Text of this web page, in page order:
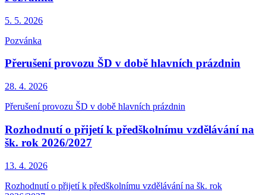
5. 5. 2026
Pozvánka
Přerušení provozu ŠD v době hlavních prázdnin
28. 4. 2026
Přerušení provozu ŠD v době hlavních prázdnin
Rozhodnutí o přijetí k předškolnímu vzdělávání na
šk. rok 2026/2027
13. 4. 2026
Rozhodnutí o přijetí k předškolnímu vzdělávání na šk. rok